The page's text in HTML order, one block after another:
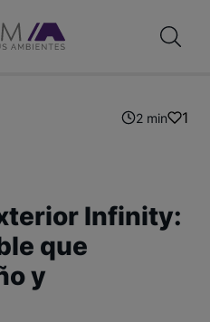
2 min 1
Infinity:
que
y